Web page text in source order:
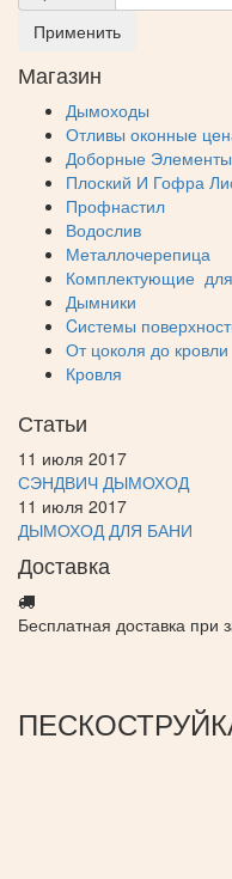
Применить
Магазин
Дымоходы
Отливы оконные
Доборные Элементы
Плоский И Гофра
Профнастил
Водослив
Металлочерепица
Комплектующие
Дымники
Cистемы
От цоколя до кровли
Кровля
Статьи
11 июля 2017
СЭНДВИЧ ДЫМОХОД
11 июля 2017
ДЫМОХОД ДЛЯ БАНИ
Доставка
Бесплатная доставка при